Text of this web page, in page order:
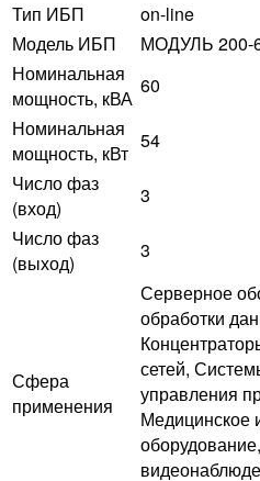
Тип ИБП
on-line
Модель ИБП
МОДУЛЬ 200-
Номинальная
мощность, кВА
60
Номинальная
мощность, кВт
54
Число фаз
(вход)
3
Число фаз
(выход)
3
Сфера
применения
Серверное
обработки
сетей,
управления
Медицинское